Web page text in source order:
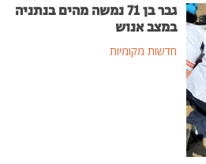
גבר בן 71 נמשה מהים בנתניה
במצב אנוש
חדשות מקומיות